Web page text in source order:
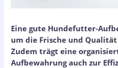
Eine gute Hundefutter-
um die Frische und
Zudem trägt eine
Aufbewahrung auch zur